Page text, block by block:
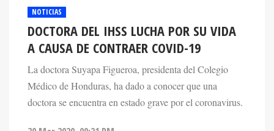
DOCTORA DEL IHSS LUCHA POR SU VIDA
A CAUSA DE CONTRAER COVID-19
La doctora Suyapa Figueroa, presidenta del Colegio
Médico de Honduras, ha dado a conocer que una
doctora se encuentra en estado grave por el coronavirus.